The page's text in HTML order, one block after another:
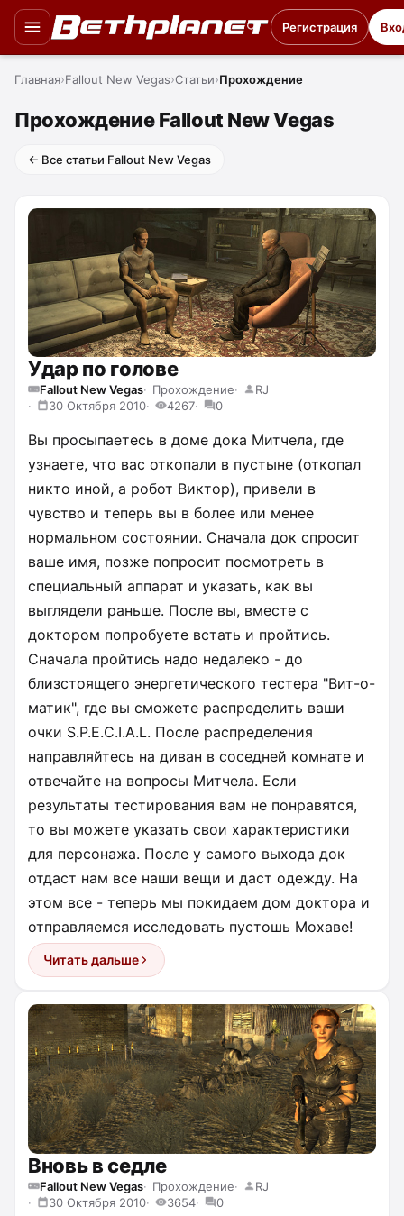
Регистрация
Главная Fallout New Vegas Статьи Прохождение
Прохождение Fallout New Vegas
← Все статьи Fallout New Vegas
Удар по голове
Fallout New Vegas Прохождение
RJ
30 Октября 2010
4267 0
Вы просыпаетесь в доме дока Митчела, где
узнаете, что вас откопали в пустыне (откопал
никто иной, а робот Виктор), привели в
чувство и теперь вы в более или менее
нормальном состоянии. Сначала док спросит
ваше имя, позже попросит посмотреть в
специальный аппарат и указать, как вы
выглядели раньше. После вы, вместе с
доктором попробуете встать и пройтись.
Сначала пройтись надо недалеко - до
близстоящего энергетического тестера "Вит-о-
матик", где вы сможете распределить ваши
очки S.P.E.C.I.A.L. После распределения
направляйтесь на диван в соседней комнате и
отвечайте на вопросы Митчела. Если
результаты тестирования вам не понравятся,
то вы можете указать свои характеристики
для персонажа. После у самого выхода док
отдаст нам все наши вещи и даст одежду. На
этом все - теперь мы покидаем дом доктора и
отправляемся исследовать пустошь Мохаве!
Читать дальше
Вновь в седле
Fallout New Vegas Прохождение
RJ
30 Октября 2010
3654 0